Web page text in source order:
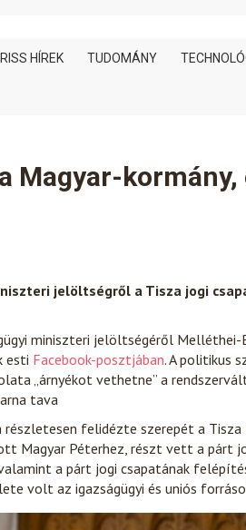
HÍREK TUDOMÁNY
Magyar-
jelöltségről a Tisza jogi
miniszteri jelöltségéről Melléthei-
esti Facebook-posztjában. A politikus
„árnyékot vethetne” a
tava
részletesen felidézte szerepét a
Magyar Péterhez, részt vett a párt
a párt jogi csapatának
volt az igazságügyi és uniós